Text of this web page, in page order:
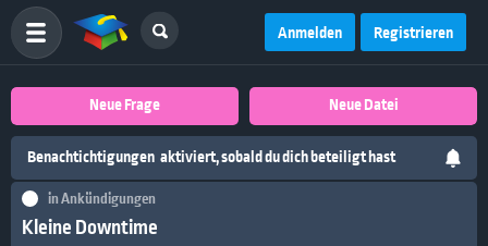
Anmelden Registrieren
Neue Frage Neue Datei
Benachtichtigungen aktiviert, sobald du dich beteiligt hast
inAnkündigungen
Kleine Downtime